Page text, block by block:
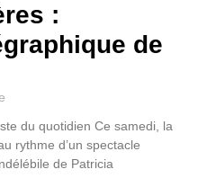
:
de
du quotidien Ce samedi, la
rythme d’un spectacle
de Patricia